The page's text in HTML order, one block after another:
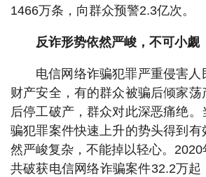
1466万条，向群众预警2.3亿次。
反诈形势依然严峻，不可小觑
电信网络诈骗犯罪严重侵害人
财产安全，有的群众被骗后倾家荡
后停工破产，群众对此深恶痛绝
骗犯罪案件快速上升的势头得到有
然严峻复杂，不能掉以轻心。
共破获电信网络诈骗案件32.2万起